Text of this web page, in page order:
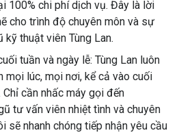
100% chi phí dịch vụ. Đây là lời
cho trình độ chuyên môn và sự
thuật viên Tùng Lan.
tuần và ngày lễ: Tùng Lan luôn
mọi lúc, mọi nơi, kể cả vào cuối
Chỉ cần nhấc máy gọi đến
tư vấn viên nhiệt tình và chuyên
sẽ nhanh chóng tiếp nhận yêu cầu